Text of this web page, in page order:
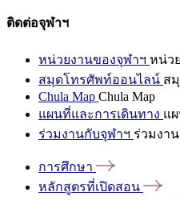
ติดต่อจุฬาฯ
หน่วยงานของจุฬาฯ หน่ว
สมุดโทรศัพท์ออนไลน์ ส
Chula Map Chula Map
แผนที่และการเดินทาง แ
ร่วมงานกับจุฬาฯ ร่วมงา
การศึกษา
หลักสูตรที่เปิดสอน